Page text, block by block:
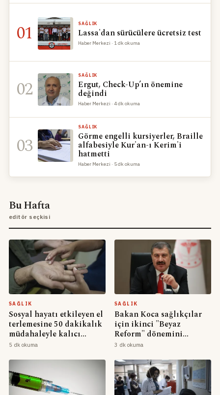
01 SAĞLIK
Lassa'dan sürücülere ücretsiz test
Haber Merkezi · 1 dk okuma
02
SAĞLIK
Ergut, Check-Up’ın önemine
değindi
Haber Merkezi · 4 dk okuma
03
SAĞLIK
Görme engelli kursiyerler, Braille
alfabesiyle Kur'an-ı Kerim'i
hatmetti
Haber Merkezi · 5 dk okuma
Bu Hafta
editör seçkisi
SAĞLIK
Sosyal hayatı etkileyen el
terlemesine 50 dakikalık
müdahaleyle kalıcı
çözüm
5 dk okuma
SAĞLIK
Bakan Koca sağlıkçılar
için ikinci "Beyaz
Reform" dönemini
başlattıklarını duyurdu
3 dk okuma